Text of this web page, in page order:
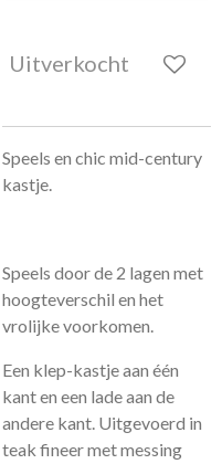
Uitverkocht
Speels en chic mid-century
kastje.
Speels door de 2 lagen met
hoogteverschil en het
vrolijke voorkomen.
Een klep-kastje aan één
kant en een lade aan de
andere kant. Uitgevoerd in
teak fineer met messing